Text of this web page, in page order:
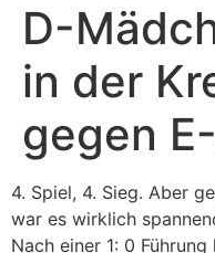
D-
in der
gegen
4. Spiel, 4. Sieg. Aber
war es wirklich
Nach einer 1: 0